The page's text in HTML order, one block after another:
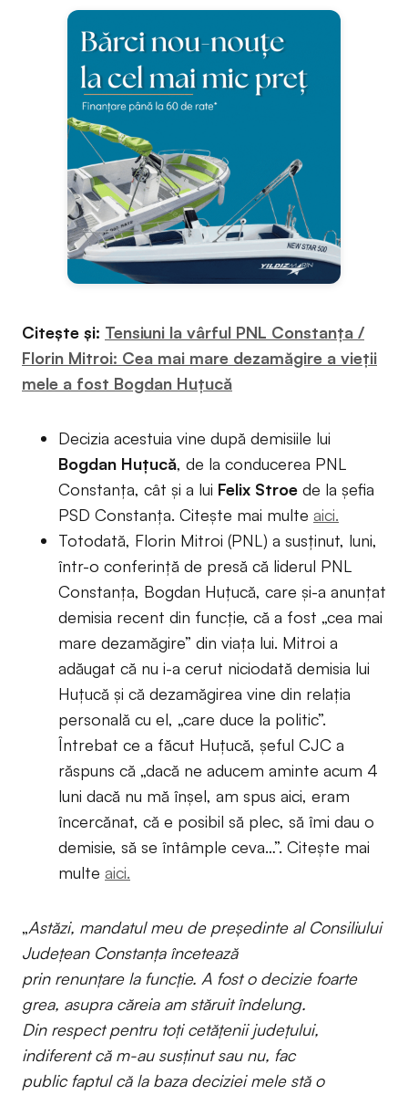
Citește și: Tensiuni la vârful PNL Constanța /
Florin Mitroi: Cea mai mare dezamăgire a vieții
mele a fost Bogdan Huțucă
Decizia acestuia vine după demisiile lui
Bogdan Huțucă, de la conducerea PNL
Constanța, cât și a lui Felix Stroe de la șefia
PSD Constanța. Citește mai multe aici.
Totodată, Florin Mitroi (PNL) a susținut, luni,
într-o conferință de presă că liderul PNL
Constanța, Bogdan Huțucă, care și-a anunțat
demisia recent din funcție, că a fost „cea mai
mare dezamăgire” din viața lui. Mitroi a
adăugat că nu i-a cerut niciodată demisia lui
Huțucă și că dezamăgirea vine din relația
personală cu el, „care duce la politic”.
Întrebat ce a făcut Huțucă, șeful CJC a
răspuns că „dacă ne aducem aminte acum 4
luni dacă nu mă înșel, am spus aici, eram
încercănat, că e posibil să plec, să îmi dau o
demisie, să se întâmple ceva…”. Citește mai
multe aici.
„Astăzi, mandatul meu de preşedinte al Consiliului
Județean Constanța încetează
prin renunțare la funcție. A fost o decizie foarte
grea, asupra căreia am stăruit îndelung.
Din respect pentru toți cetățenii județului,
indiferent că m-au susținut sau nu, fac
public faptul că la baza deciziei mele stă o